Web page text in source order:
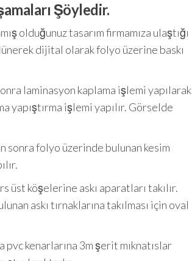
Şöyledir.
olduğunuz tasarım firmamıza ulaştığı
dijital olarak folyo üzerine baskı
laminasyon kaplama işlemi yapılarak
yapıştırma işlemi yapılır. Görselde
sonra folyo üzerinde bulunan kesim
köşelerine askı aparatları takılır.
askı tırnaklarına takılması için oval
pvc kenarlarına 3m şerit mıknatıslar